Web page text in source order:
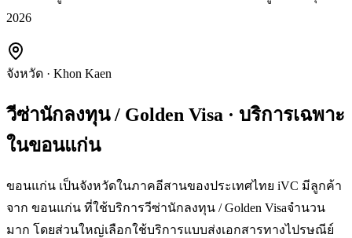
2026
จังหวัด · Khon Kaen
วีซ่านักลงทุน / Golden Visa · บริการเฉพาะ
ในขอนแก่น
ขอนแก่น เป็นจังหวัดในภาคอีสานของประเทศไทย iVC มีลูกค้า
จาก ขอนแก่น ที่ใช้บริการวีซ่านักลงทุน / Golden Visaจำนวน
มาก โดยส่วนใหญ่เลือกใช้บริการแบบส่งเอกสารทางไปรษณีย์